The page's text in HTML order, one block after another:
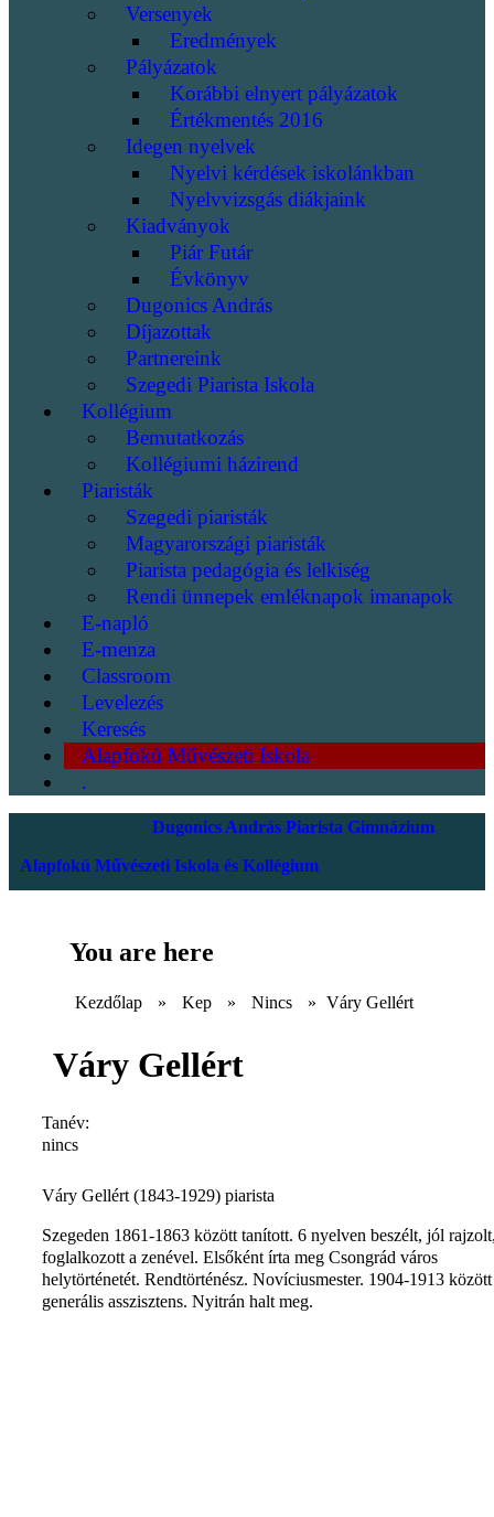
Versenyek
Eredmények
Pályázatok
Korábbi elnyert pályázatok
Értékmentés 2016
Idegen nyelvek
Nyelvi kérdések iskolánkban
Nyelvvizsgás diákjaink
Kiadványok
Piár Futár
Évkönyv
Dugonics András
Díjazottak
Partnereink
Szegedi Piarista Iskola
Kollégium
Bemutatkozás
Kollégiumi házirend
Piaristák
Szegedi piaristák
Magyarországi piaristák
Piarista pedagógia és lelkiség
Rendi ünnepek emléknapok imanapok
E-napló
E-menza
Classroom
Levelezés
Keresés
Alapfokú Művészeti Iskola
.
Dugonics András Piarista Gimnázium
Alapfokú Művészeti Iskola és Kollégium
You are here
Kezdőlap » Kep » Nincs » Váry Gellért
Váry Gellért
Tanév:
nincs
Váry Gellért (1843-1929) piarista
Szegeden 1861-1863 között tanított. 6 nyelven beszélt, jól
foglalkozott a zenével. Elsőként írta meg Csongrád város
helytörténetét. Rendtörténész. Novíciusmester. 1904-1913 között
generális asszisztens. Nyitrán halt meg.